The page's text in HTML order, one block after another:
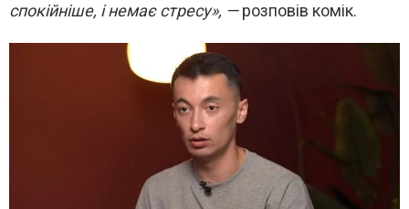
спокійніше, і немає стресу», —розповів комік.